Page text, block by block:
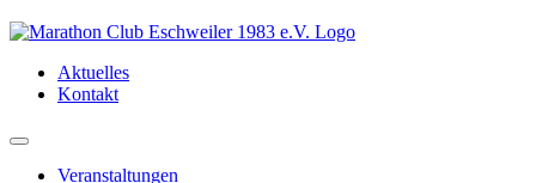
Aktuelles
Kontakt
Menü
Veranstaltungen